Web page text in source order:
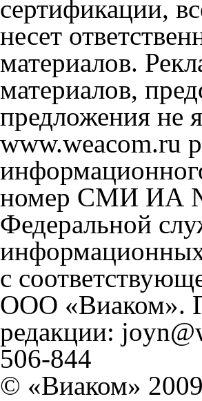
сертификации,
несет
материалов.
материалов,
предложения не
www.weacom.ru
номер СМИ ИА №
Федеральной
с
ООО «Виаком».
редакции:
506-844
© «Виаком»